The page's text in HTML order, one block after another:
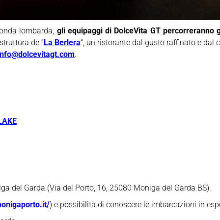
lombarda, gli equipaggi di DolceVita GT
de “La Berlera“, un ristorante dal gusto raffinato e dal
.
del Garda (Via del Porto, 16, 25080 Moniga del Garda BS).
) e possibilità di conoscere le imbarcazioni in